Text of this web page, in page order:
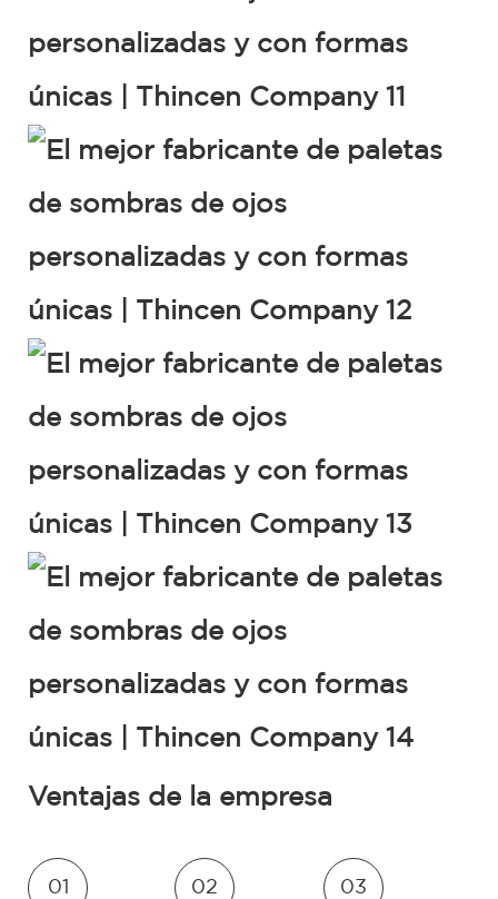
Ventajas de la empresa
01 02 03